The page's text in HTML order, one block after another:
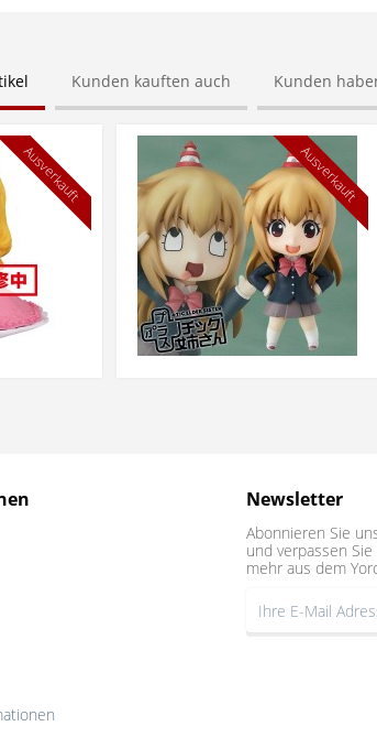
Kunden kauften auch Kunden
Ausverkauft Ausverkauft
Newsletter
Abonnieren Sie
und verpassen
mehr aus dem